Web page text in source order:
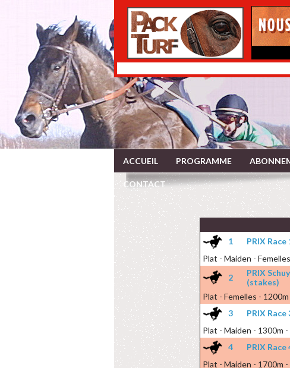
ACCUEIL PROGRAMME
CONTACT
1
PRIX Race
Plat - Maiden -
2
PRIX
(stakes)
Plat - Femelles - 1200m
3
PRIX Race
Plat - Maiden - 1300m
4
PRIX Race
Plat - Maiden - 1700m